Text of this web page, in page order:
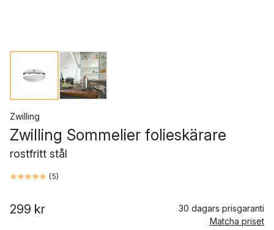
Zwilling
Zwilling Sommelier folieskärare
rostfritt stål
(5)
299 kr
30 dagars prisgaranti
Matcha priset